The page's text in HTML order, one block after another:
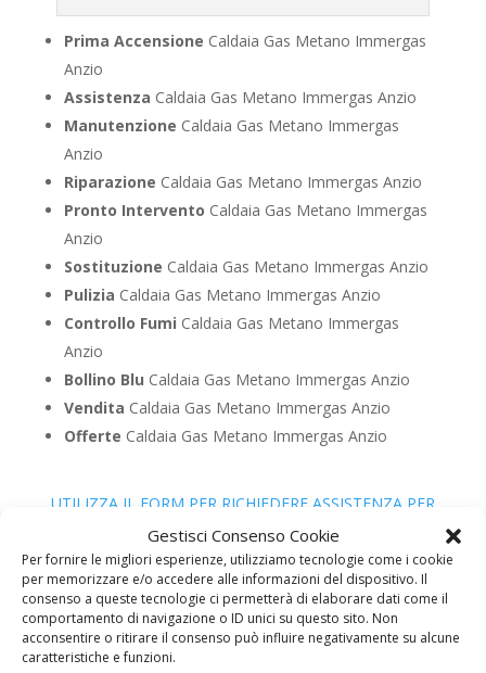
Gestisci Consenso Cookie
Per fornire le migliori esperienze, utilizziamo tecnologie come i cookie
per memorizzare e/o accedere alle informazioni del dispositivo. Il
consenso a queste tecnologie ci permetterà di elaborare dati come il
comportamento di navigazione o ID unici su questo sito. Non
acconsentire o ritirare il consenso può influire negativamente su alcune
caratteristiche e funzioni.
Prima Accensione Caldaia Gas Metano Immergas
Anzio
Assistenza Caldaia Gas Metano Immergas Anzio
Manutenzione Caldaia Gas Metano Immergas
Anzio
Riparazione Caldaia Gas Metano Immergas Anzio
Pronto Intervento Caldaia Gas Metano Immergas
Anzio
Sostituzione Caldaia Gas Metano Immergas Anzio
Pulizia Caldaia Gas Metano Immergas Anzio
Controllo Fumi Caldaia Gas Metano Immergas
Anzio
Bollino Blu Caldaia Gas Metano Immergas Anzio
Vendita Caldaia Gas Metano Immergas Anzio
Offerte Caldaia Gas Metano Immergas Anzio
UTILIZZA IL FORM PER RICHIEDERE ASSISTENZA PER
LA TUA CALDAIA
Assistenza Caldaia Gasolio
Immergas